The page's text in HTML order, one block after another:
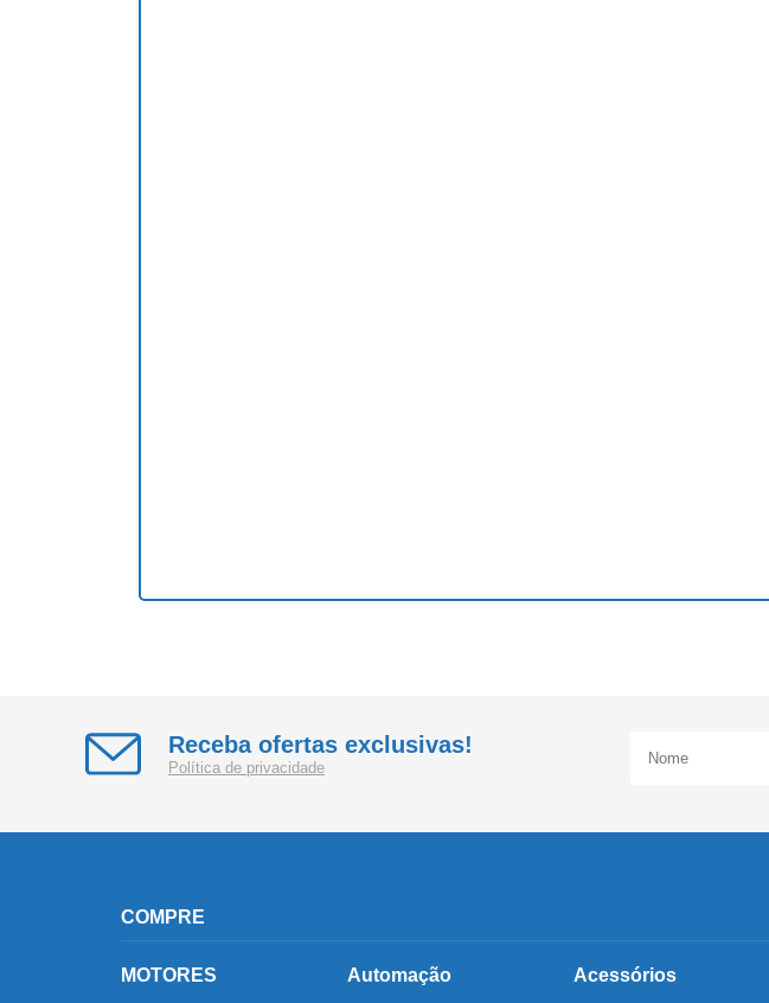
Receba ofertas exclusivas!
Política de privacidade
COMPRE
MOTORES Automação Acessórios